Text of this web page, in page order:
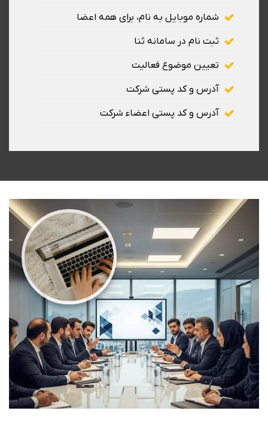
شماره موبایل به نام، برای همه اعضا
ثبت نام در سامانه ثنا
تعیین موضوع فعالیت
آدرس و کد پستی شرکت
آدرس و کد پستی اعضاء شرکت